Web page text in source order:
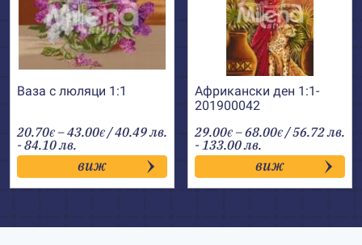
Ваза с люляци 1:1
20.70€ –43.00€Price
range:
20.70€
through
43.00€
/ 40.49 лв.
- 84.10 лв.
виж
Африкански ден 1:1-
201900042
29.00€ –68.00€Price
range:
29.00€
through
68.00€
/ 56.72 лв.
- 133.00 лв.
виж